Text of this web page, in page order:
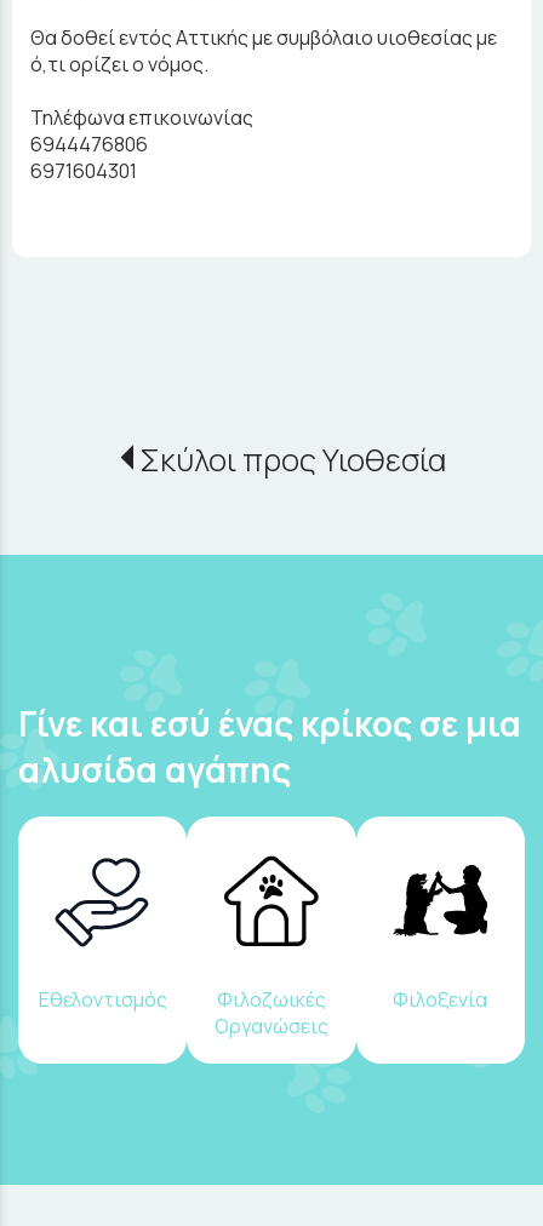
Θα δοθεί εντός Αττικής με συμβόλαιο υιοθεσίας με
ό,τι ορίζει ο νόμος.
Τηλέφωνα επικοινωνίας
6944476806
6971604301
Σκύλοι προς Υιοθεσία
Γίνε και εσύ ένας κρίκος σε μια
αλυσίδα αγάπης
Εθελοντισμός
Φιλοζωικές
Οργανώσεις
Φιλοξενία